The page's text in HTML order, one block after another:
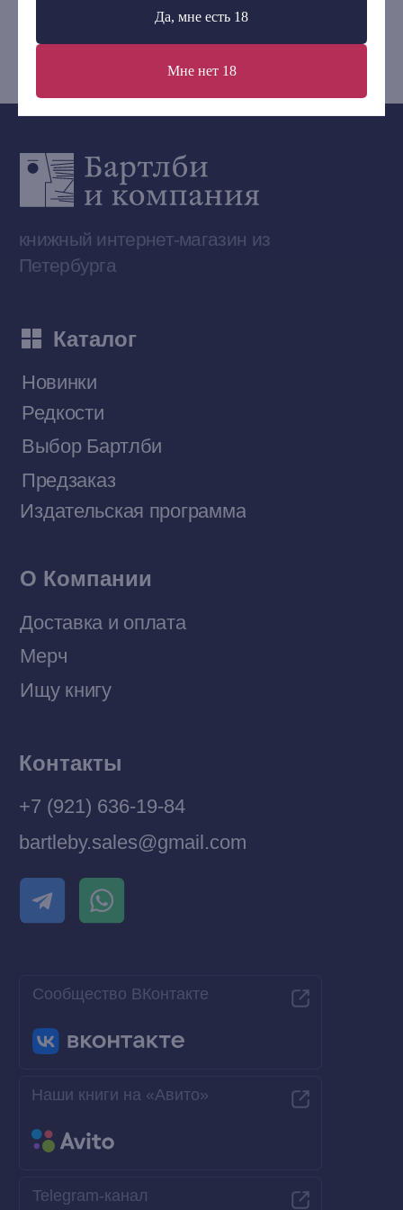
Да, мне есть 18
Мне нет 18
bartleby.sales@gmail.com
Договор оферты
Разработка MÓNT-DESIGN
© 2026 Все права защищены
Приобрести книги на Ozon
Наши книги на «Авито»
Telegram-канал